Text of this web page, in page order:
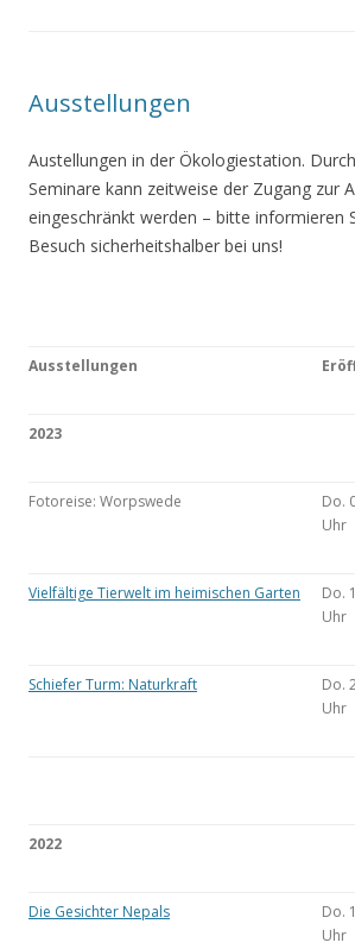
Ausstellungen
Austellungen in der Ökologiestation.
Seminare kann zeitweise der Zugang zur
eingeschränkt werden – bitte informieren
Besuch sicherheitshalber bei uns!
Ausstellungen
2023
Fotoreise: Worpswede
Do.
Uhr
Vielfältige Tierwelt im heimischen Garten
Do.
Uhr
Schiefer Turm: Naturkraft
Do.
Uhr
2022
Die Gesichter Nepals
Do.
Uhr